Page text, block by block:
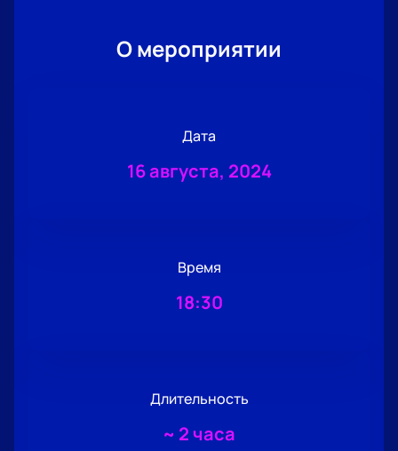
О мероприятии
Дата
16 августа, 2024
Время
18:30
Длительность
~ 2 часа